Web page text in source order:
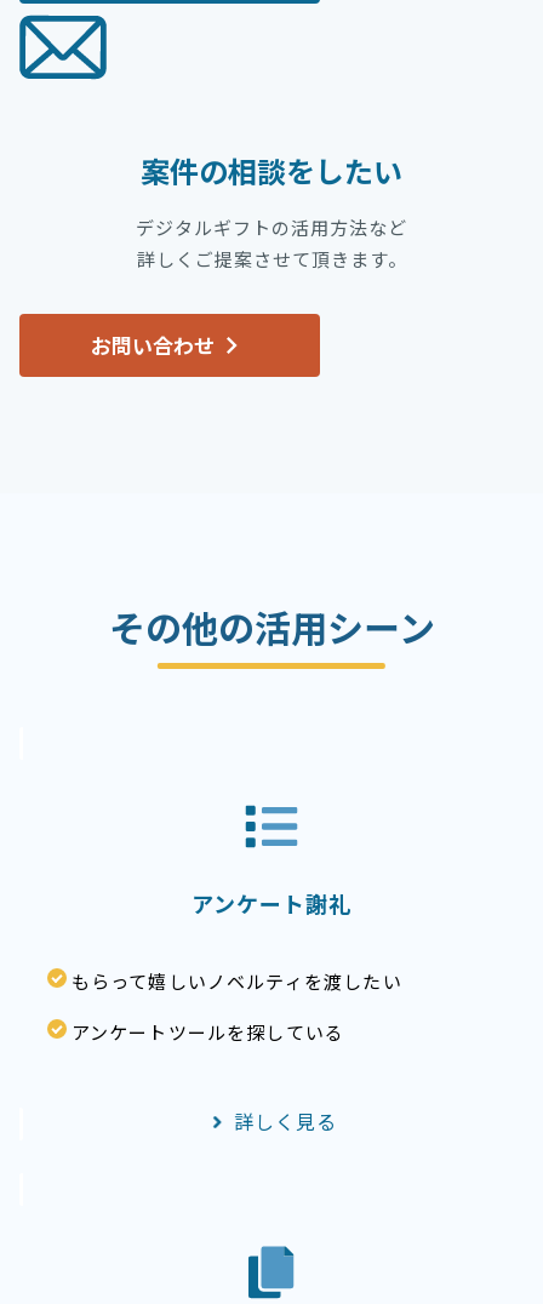
案件の相談をしたい
デジタルギフトの活用方法など
詳しくご提案させて頂きます。
お問い合わせ
その他の活用シーン
アンケート謝礼
もらって嬉しいノベルティを渡したい
アンケートツールを探している
詳しく見る